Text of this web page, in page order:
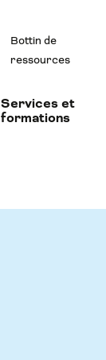
Bottin de
ressources
Services et
formations